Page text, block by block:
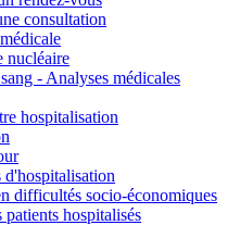
consultation
nucléaire
- Analyses médicales
hospitalisation
d'hospitalisation
difficultés socio-économiques
patients hospitalisés